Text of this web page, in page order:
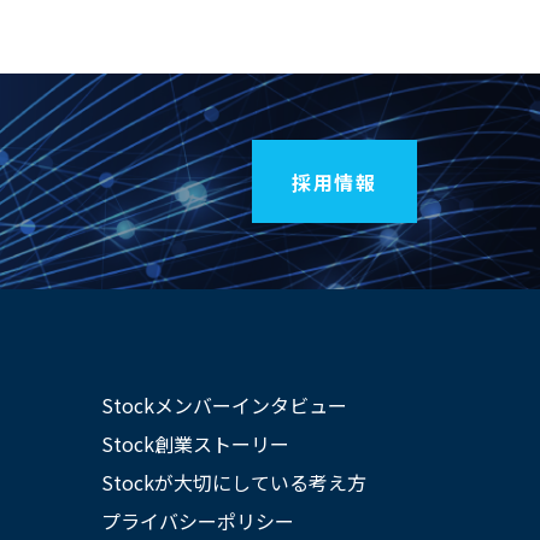
採用情報
Stockメンバーインタビュー
Stock創業ストーリー
Stockが大切にしている考え方
プライバシーポリシー